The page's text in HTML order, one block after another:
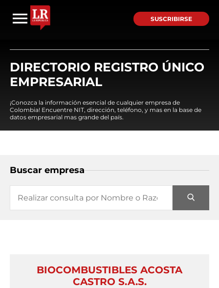
SUSCRIBIRSE
DIRECTORIO REGISTRO ÚNICO
EMPRESARIAL
¡Conozca la información esencial de cualquier empresa de
Colombia! Encuentre NIT, dirección, teléfono, y mas en la base de
datos empresarial mas grande del país.
Buscar empresa
BIOCOMBUSTIBLES ACOSTA
CASTRO S.A.S.